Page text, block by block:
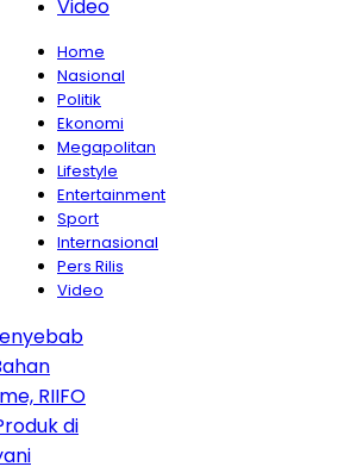
Video
Home
Nasional
Politik
Ekonomi
Megapolitan
Lifestyle
Entertainment
Sport
Internasional
Pers Rilis
Video